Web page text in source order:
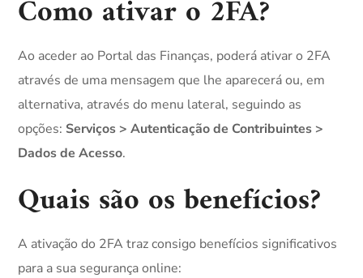
Como ativar o 2FA?
Ao aceder ao Portal das Finanças, poderá ativar o 2FA
através de uma mensagem que lhe aparecerá ou, em
alternativa, através do menu lateral, seguindo as
opções: Serviços > Autenticação de Contribuintes >
Dados de Acesso.
Quais são os benefícios?
A ativação do 2FA traz consigo benefícios significativos
para a sua segurança online: